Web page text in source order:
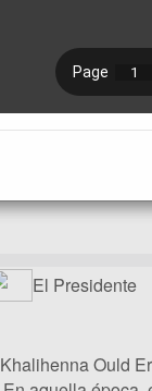
El Presidente
Khalihenna Ould